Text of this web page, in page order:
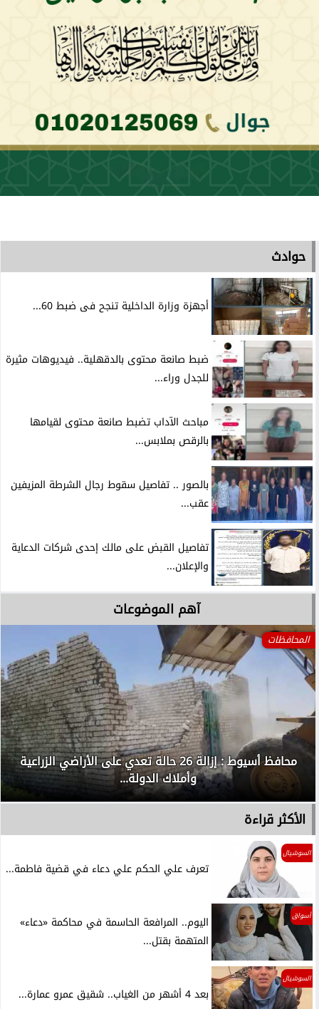
حوادث
أجهزة وزارة الداخلية تنجح فى ضبط 60...
ضبط صانعة محتوى بالدقهلية.. فيديوهات مثيرة
للجدل وراء...
مباحث الآداب تضبط صانعة محتوى لقيامها
بالرقص بملابس...
بالصور .. تفاصيل سقوط رجال الشرطة المزيفين
عقب...
تفاصيل القبض على مالك إحدى شركات الدعاية
والإعلان...
آهم الموضوعات
المحافظات
محافظ أسيوط : إزالة 26 حالة تعدي على الأراضي الزراعية
وأملاك الدولة...
الأكثر قراءة
السوشيال
تعرف علي الحكم علي دعاء في قضية فاطمة...
أسواق
اليوم.. المرافعة الحاسمة في محاكمة «دعاء»
المتهمة بقتل...
السوشيال
بعد 4 أشهر من الغياب.. شقيق عمرو عمارة...